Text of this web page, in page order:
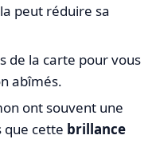
peut réduire sa
de la carte pour vous
abîmés.
ont souvent une
que cette brillance